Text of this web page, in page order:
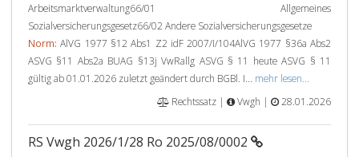
Arbeitsmarktverwaltung66/01 Allgemeines
Sozialversicherungsgesetz66/02 Andere Sozialversicherungsgesetze
Norm: AlVG 1977 §12 Abs1 Z2 idF 2007/I/104AlVG 1977 §36a Abs2
ASVG §11 Abs2a BUAG §13j VwRallg ASVG § 11 heute ASVG § 11
gültig ab 01.01.2026 zuletzt geändert durch BGBl. I... mehr lesen...
Rechtssatz |
Vwgh | 28.01.2026
RS Vwgh 2026/1/28 Ro 2025/08/0002